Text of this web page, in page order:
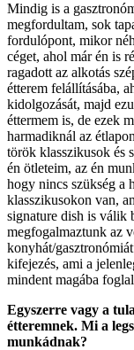
Mindig is a
megfordultam, sok
fordulópont, mikor
céget, ahol már én is
ragadott az alkotás
étterem felállításába,
kidolgozását, majd
éttermem is, de ezek
harmadiknál az
török klasszikusok és
én ötleteim, az én
hogy nincs szükség a
klasszikusokon van,
signature dish is válik
megfogalmaztunk az
konyhát/
kifejezés, ami a
mindent magába
Egyszerre vagy a
étteremnek. Mi a
munkádnak?